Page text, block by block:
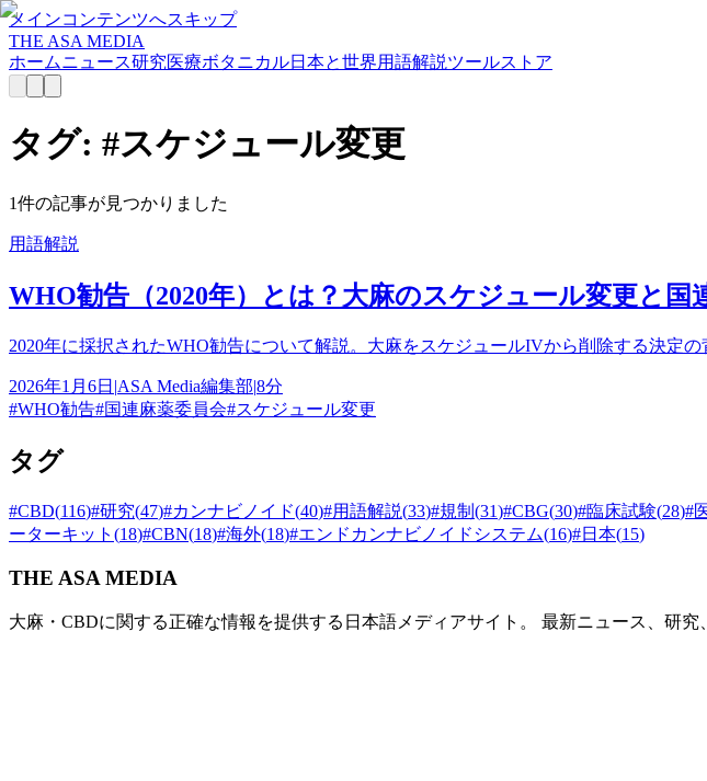
メインコンテンツへスキップ
THE ASA MEDIA
ホームニュース研究医療ボタニカル日本と世界用語解説ツールストア
タグ: #スケジュール変更
1件の記事が見つかりました
用語解説
WHO勧告（2020年）とは？大麻のスケジュール変更と国
2020年に採択されたWHO勧告について解説。大麻をスケジュールIVから削除する決定
2026年1月6日 |ASA Media編集部|8分
#WHO勧告#国連麻薬委員会#スケジュール変更
タグ
#CBD(116)#研究(47)#カンナビノイド(40)#用語解説(33)#規制 (31)#CBG(30)#臨床試験(28)#
ーターキット (18)#CBN(18)#海外(18)#エンドカンナビノイドシステム(16)#日本(15)
THE ASA MEDIA
大麻・CBDに関する正確な情報を提供する日本語メディアサイト。 最新ニュース、研究